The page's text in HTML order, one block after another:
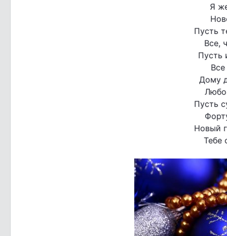
Я
Пусть
Все,
Пусть
Дому
Пусть
Новый
Тебе